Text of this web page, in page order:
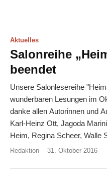
Aktuelles
Salonreihe
beendet
Unsere Salonlesereihe
wunderbaren Lesungen im
danke allen Autorinnen und
Karl-Heinz Ott, Jagoda
Heim, Regina Scheer, Walle
Redaktion - 31. Oktober 2016